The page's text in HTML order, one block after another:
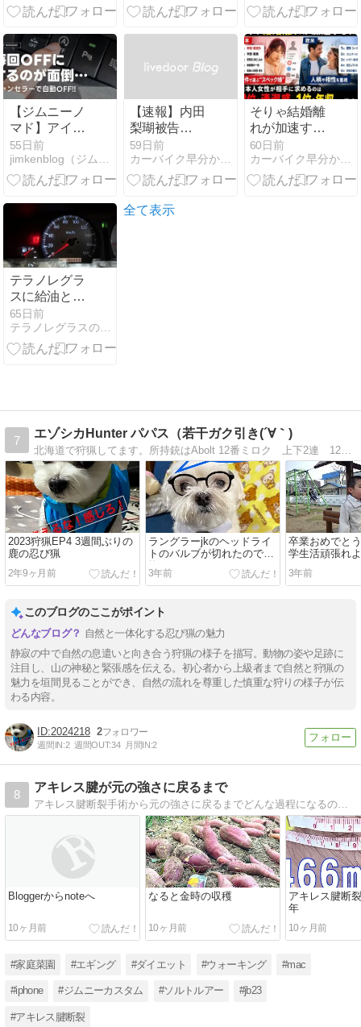
ッシュを装着
プ！
【ジムニーノ
マド】アイド
リングストッ
プを解除！キ
ャンセラーを
55日前
【速報】内田
梨瑚被告
（23）に懲役
27年を求刑 判
決は22日【旭
殺害】
59日前
カーバイク早分かり速報
そりゃ結婚離
れが加速する
わ 女性が相手
に求めるもの
日本「2位学
60日前
カーバイク早分かり速報
テラノレグラ
スに給油と燃
費計測（走行
距離：
166,883km）~
引~
65日前
テラノレグラスのブログ-SINCE 2020-
全て表示
7
エゾシカHunter パパス（若干ガク引き(´∀｀)
北海道で狩猟してます。所持銃はAbolt 12番ミロク 上下2連 12番ボブキャット 6.25mmです。週末ハンターです。
2023狩猟EP4 3週間ぶりの
鹿の忍び猟
2年9ヶ月前
ラングラーjkのヘッドライ
トのバルブが切れたので交
換
3年前
卒業おめでと
学生活頑張れよ
3年前
このブログのここがポイント
自然と一体化する忍び猟の魅力
静寂の中で自然の息遣いと向き合う狩猟の様子を描写。動物の姿や足跡に
注目し、山の神秘と緊張感を伝える。初心者から上級者まで自然と狩猟の
魅力を垣間見ることができ、自然の流れを尊重した慎重な狩りの様子が伝
わる内容。
2024218 2
週間IN:2 週間OUT:34 月間IN:2
8
アキレス腱が元の強さに戻るまで
アキレス腱断裂手術から元の強さに戻るまでどんな過程になるのか、検証してみます。
Bloggerからnoteへ
10ヶ月前
なると金時の収穫
10ヶ月前
アキレス腱断
年
10ヶ月前
#家庭菜園 #エギング #ダイエット #ウォーキング #mac
#iphone #ジムニーカスタム #ソルトルアー #jb23
#アキレス腱断裂